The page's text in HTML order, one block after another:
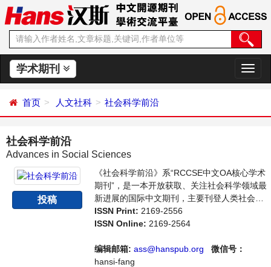
学术期刊
切
换
首页 人文社科 社会科学前沿
社会科学前沿
Advances in Social Sciences
投稿
《社会科学前沿》系“RCCSE中文OA核心学术
期刊”，是一本开放获取、关注社会科学领域最
新进展的国际中文期刊，主要刊登人类社会各
种现象和社会科学理论，包括经济、文化、历
史等社会学学术论文和成果报道及评述。本刊
术，集学术性、思想性为一体，旨在给世界范
围内的社会科学研究者提供一个传播、分享和
ISSN Print: 2169-2556
ISSN Online: 2169-2564
编辑邮箱: ass@hanspub.org
微信号：
hansi-fang